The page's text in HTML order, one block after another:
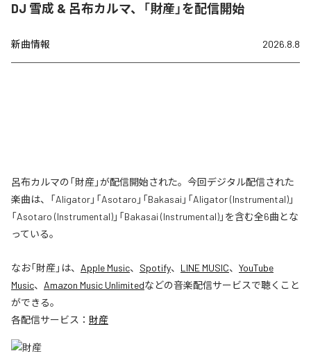
DJ 雪成 & 呂布カルマ、「財産」を配信開始
新曲情報 2026.8.8
呂布カルマの「財産」が配信開始された。今回デジタル配信された
楽曲は、「Aligator」「Asotaro」「Bakasai」「Aligator (Instrumental)」
「Asotaro (Instrumental)」「Bakasai (Instrumental)」を含む全6曲とな
っている。
なお「財産」は、 Apple Music、 Spotify、 LINE MUSIC、 YouTube
Music、 Amazon Music Unlimitedなどの音楽配信サービスで聴くこと
ができる。
各配信サービス： 財産